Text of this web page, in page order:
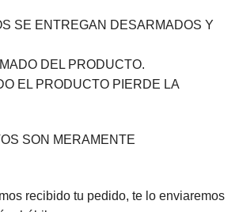
SE ENTREGAN DESARMADOS Y
DEL PRODUCTO.
EL PRODUCTO PIERDE LA
SON MERAMENTE
recibido tu pedido, te lo enviaremos